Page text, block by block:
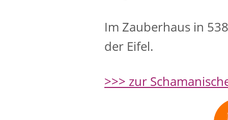
Im Zauberhaus in
der Eifel.
>>> zur